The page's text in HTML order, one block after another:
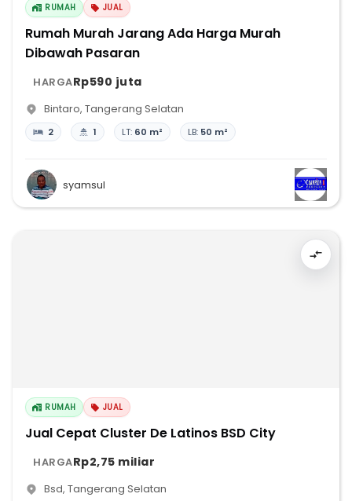
RUMAH JUAL
Rumah Murah Jarang Ada Harga Murah
Dibawah Pasaran
HARGARp590 juta
Bintaro, Tangerang Selatan
2 1 LT: 60 m² LB: 50 m²
syamsul
RUMAH JUAL
Jual Cepat Cluster De Latinos BSD City
HARGARp2,75 miliar
Bsd, Tangerang Selatan